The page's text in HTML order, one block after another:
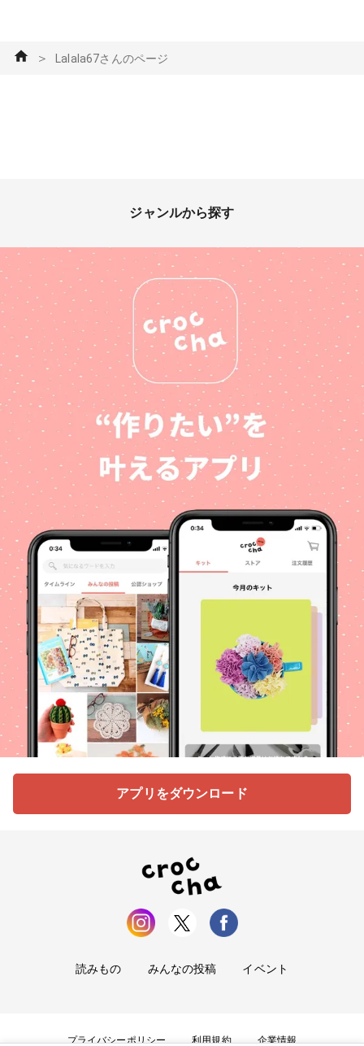
＞ Lalala67さんのページ
ジャンルから探す
アプリをダウンロード
読みもの みんなの投稿 イベント
プライバシーポリシー 利用規約 企業情報